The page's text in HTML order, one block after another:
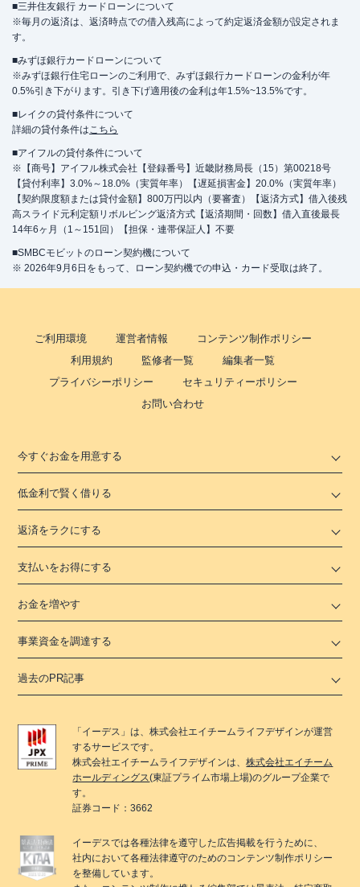
■三井住友銀行 カードローンについて
※毎月の返済は、返済時点での借入残高によって約定返済金額が設定されま
す。
■みずほ銀行カードローンについて
※みずほ銀行住宅ローンのご利用で、みずほ銀行カードローンの金利が年
0.5%引き下がります。引き下げ適用後の金利は年1.5%~13.5%です。
■レイクの貸付条件について
詳細の貸付条件はこちら
■アイフルの貸付条件について
※【商号】アイフル株式会社【登録番号】近畿財務局長（15）第00218号
【貸付利率】3.0%～18.0%（実質年率）【遅延損害金】20.0%（実質年率）
【契約限度額または貸付金額】800万円以内（要審査）【返済方式】借入後残
高スライド元利定額リボルビング返済方式【返済期間・回数】借入直後最長
14年6ヶ月（1～151回）【担保・連帯保証人】不要
■SMBCモビットのローン契約機について
※ 2026年9月6日をもって、ローン契約機での申込・カード受取は終了。
ご利用環境 運営者情報
コンテンツ制作ポリシー
利用規約
監修者一覧
編集者一覧
プライバシーポリシー
セキュリティーポリシー
お問い合わせ
今すぐお金を用意する
低金利で賢く借りる
返済をラクにする
支払いをお得にする
お金を増やす
事業資金を調達する
過去のPR記事
「 イーデス 」は、株式会社エイチームライフデザインが運営
するサービスです。
株式会社エイチームライフデザインは、株式会社エイチーム
ホールディングス(東証プライム市場上場)のグループ企業で
す。
証券コード：3662
イーデスでは各種法律を遵守した広告掲載を行うために、
社内において各種法律遵守のためのコンテンツ制作ポリシー
を整備しています。